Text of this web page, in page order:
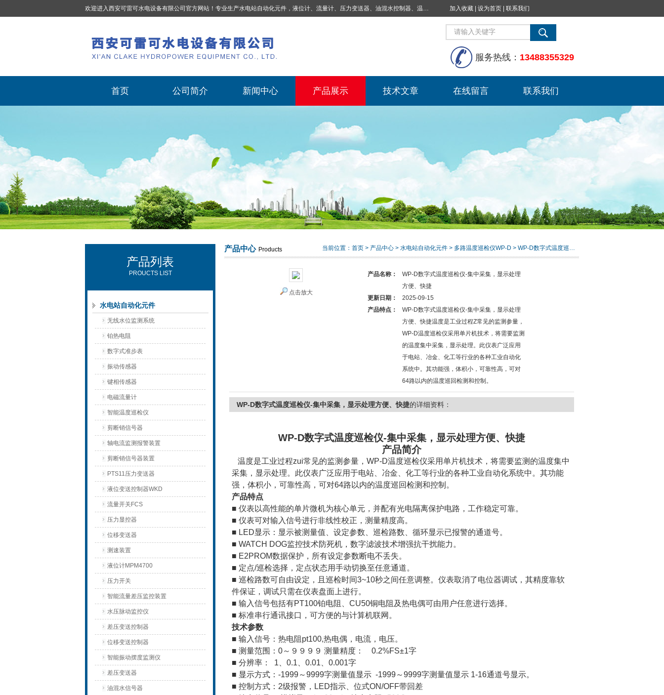
欢迎进入西安可雷可水电设备有限公司官方网站！专业生产水电站自动化元件，液位计、流量计、压力变送器、油混水控制器、温度传感器、电磁阀球阀蝶阀、测速装置、位移变送器、油冷却器、自动补气装置、机械过速保护装置、排水控制柜、压油装置控制系统、液位集中控制系统、水力量测控制系统、水轮发电机组监测系统、电容式液位开关、压力表、测温制动柜、蝴蝶阀球阀控制柜 | 加入收藏 设为首页 联系我们
西安可雷可水电设备有限公司
服务热线： 13488355329
首页 公司简介 新闻中心 产品展示 技术文章 在线留言 联系我们
产品列表
PROUCTS LIST
水电站自动化元件
无线水位监测系统
铂热电阻
数字式准步表
振动传感器
键相传感器
电磁流量计
智能温度巡检仪
剪断销信号器
轴电流监测报警装置
剪断销信号器装置
PTS11压力变送器
液位变送控制器WKD
流量开关FCS
压力显控器
位移变送器
测速装置
液位计MPM4700
压力开关
智能流量差压监控装置
水压脉动监控仪
差压变送控制器
位移变送控制器
智能振动摆度监测仪
差压变送器
油混水信号器
产品中心 Products 当前位置： 首页 > 产品中心 > 水电站自动化元件 > 多路温度巡检仪WP-D > WP-D数字式温度巡检仪-集中采集，显示处理方便、快捷
点击放大
产品名称：
WP-D数字式温度巡检仪-集中采集，显示处理
方便、快捷
更新日期：
2025-09-15
产品特点：
WP-D数字式温度巡检仪-集中采集，显示处理
方便、快捷温度是工业过程Z常见的监测参量，
WP-D温度巡检仪采用单片机技术，将需要监测
的温度集中采集，显示处理。此仪表广泛应用
于电站、冶金、化工等行业的各种工业自动化
系统中。其功能强，体积小，可靠性高，可对
64路以内的温度巡回检测和控制。
WP-D数字式温度巡检仪-集中采集，显示处理方便、快捷的详细资料：
WP-D数字式温度巡检仪-集中采集，显示处理方便、快捷
产品简介
温度是工业过程zui常见的监测参量，WP-D温度巡检仪采用单片机技术，将需要监测的温度集中
采集，显示处理。此仪表广泛应用于电站、冶金、化工等行业的各种工业自动化系统中。其功能
强，体积小，可靠性高，可对64路以内的温度巡回检测和控制。
产品特点
■ 仪表以高性能的单片微机为核心单元，并配有光电隔离保护电路，工作稳定可靠。
■ 仪表可对输入信号进行非线性校正，测量精度高。
■ LED显示：显示被测量值、设定参数、巡检路数、循环显示已报警的通道号。
■ WATCH DOG监控技术防死机，数字滤波技术增强抗干扰能力。
■ E2PROM数据保护，所有设定参数断电不丢失。
■ 定点/巡检选择，定点状态用手动切换至任意通道。
■ 巡检路数可自由设定，且巡检时间3~10秒之间任意调整。仪表取消了电位器调试，其精度靠软
件保证，调试只需在仪表盘面上进行。
■ 输入信号包括有PT100铂电阻、CU50铜电阻及热电偶可由用户任意进行选择。
■ 标准串行通讯接口，可方便的与计算机联网。
技术参数
■ 输入信号：热电阻pt100,热电偶，电流，电压。
■ 测量范围：0～９９９９ 测量精度： 0.2%FS±1字
■ 分辨率： 1、0.1、0.01、0.001字
■ 显示方式：-1999～9999字测量值显示 -1999～9999字测量值显示 1-16通道号显示。
■ 控制方式：2级报警，LED指示、位式ON/OFF带回差